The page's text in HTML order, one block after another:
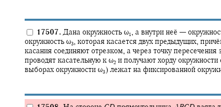
17507. Дана окружность ω‍1 , а внутри неё —
окружность ω‍3, которая касается двух предыдущих,
касания соединяют отрезком, а через точку
проводят касательную к ω‍2 и получают хорду окружности
выборах окружности ω‍3 ) лежат на фиксированной